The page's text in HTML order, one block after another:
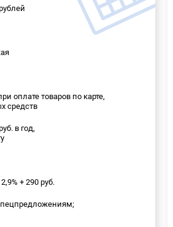
оплате товаров по карте,
средств
в год,
2,9% + 290 руб.